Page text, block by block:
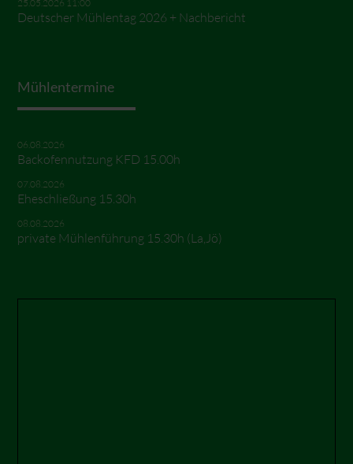
25.05.2026 11:00
Deutscher Mühlentag 2026 + Nachbericht
Mühlentermine
06.08.2026
Backofennutzung KFD 15.00h
07.08.2026
Eheschließung 15.30h
08.08.2026
private Mühlenführung 15.30h (La,Jö)